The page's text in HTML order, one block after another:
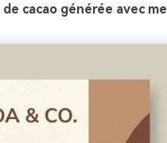
cacao générée avec